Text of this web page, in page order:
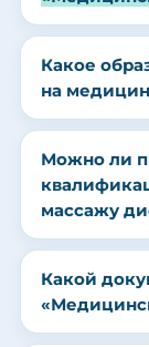
Какое
на
Можно ли
массажу
Какой